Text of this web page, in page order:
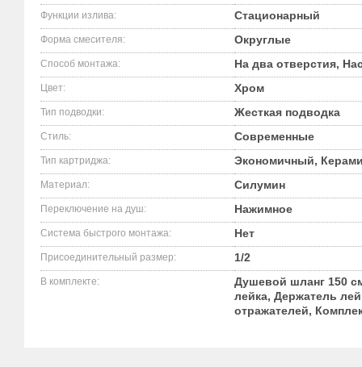
Функции излива: Стационарный
Форма смесителя: Округлые
Способ монтажа: На два отверстия,
Цвет: Хром
Тип подводки: Жесткая подводка
Стиль: Современные
Тип картриджа: Экономичный,
Материал: Силумин
Переключение на душ: Нажимное
Система быстрого монтажа: Нет
Присоединительный размер: 1/2
В комплекте:
Душевой шланг 150
лейка, Держатель
отражателей,